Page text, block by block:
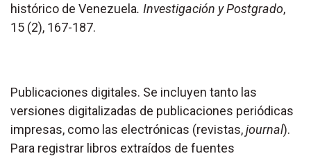
histórico de Venezuela. Investigación y Postgrado,
15 (2), 167-187.
Publicaciones digitales. Se incluyen tanto las
versiones digitalizadas de publicaciones periódicas
impresas, como las electrónicas (revistas,journal).
Para registrar libros extraídos de fuentes